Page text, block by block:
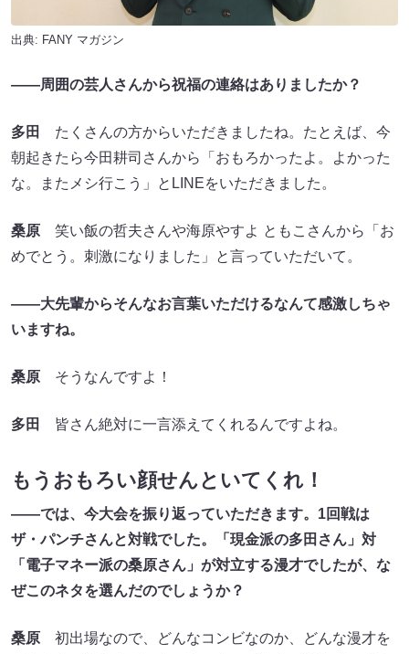
出典: FANY マガジン
――周囲の芸人さんから祝福の連絡はありましたか？
多田
たくさんの方からいただきましたね。たとえば、今
朝起きたら今田耕司さんから「おもろかったよ。よかった
な。またメシ行こう」とLINEをいただきました。
桑原 笑い飯の哲夫さんや海原やすよ ともこさんから「お
めでとう。刺激になりました」と言っていただいて。
――大先輩からそんなお言葉いただけるなんて感激しちゃ
いますね。
桑原 そうなんですよ！
多田 皆さん絶対に一言添えてくれるんですよね。
もうおもろい顔せんといてくれ！
――では、今大会を振り返っていただきます。1回戦は
ザ・パンチさんと対戦でした。「現金派の多田さん」対
「電子マネー派の桑原さん」が対立する漫才でしたが、な
ぜこのネタを選んだのでしょうか？
桑原 初出場なので、どんなコンビなのか、どんな漫才を